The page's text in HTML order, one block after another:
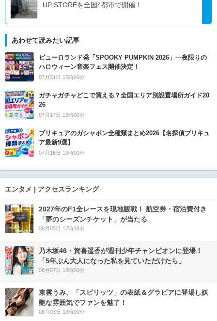
UP STOREを全国4都市で開催！
あわせて読みたい記事
ピューロランド発「SPOOKY PUMPKIN 2026」一夜限りの
ハロウィーン音楽フェス開催決定！
07月31日 15時00分
ガチャガチャどこで買える？全国エリア別設置場所ガイド20
26
07月17日 13時00分
プリキュアのガシャポン全種類まとめ2026【名探偵プリキュ
ア最新9選】
07月16日 13時00分
エンタメ | アクセスランキング
2027年のF1全レースを現地観戦！ 航空券・宿泊費付き
「夢のシーズンチケット」が当たる
08月05日 17時48分
乃木坂46・賀喜遥香が週刊少年チャンピオンに登場！
「5年ぶん大人になった私を見ていただけたら」
08月07日 18時00分
東雲うみ、「スピリッツ」の表紙＆グラビアに登場し妖
艶な雰囲気でファンを魅了！
08月03日 18時00分